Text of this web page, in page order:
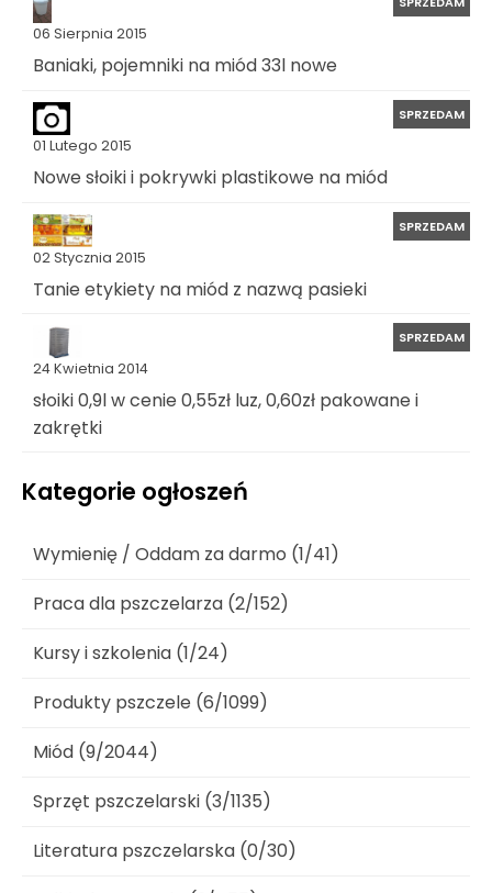
06 Sierpnia 2015
Baniaki, pojemniki na miód 33l nowe
01 Lutego 2015
SPRZEDAM
Nowe słoiki i pokrywki plastikowe na miód
02 Stycznia 2015
SPRZEDAM
Tanie etykiety na miód z nazwą pasieki
24 Kwietnia 2014
SPRZEDAM
słoiki 0,9l w cenie 0,55zł luz, 0,60zł pakowane i
zakrętki
Kategorie ogłoszeń
Wymienię / Oddam za darmo (1/41)
Praca dla pszczelarza (2/152)
Kursy i szkolenia (1/24)
Produkty pszczele (6/1099)
Miód (9/2044)
Sprzęt pszczelarski (3/1135)
Literatura pszczelarska (0/30)